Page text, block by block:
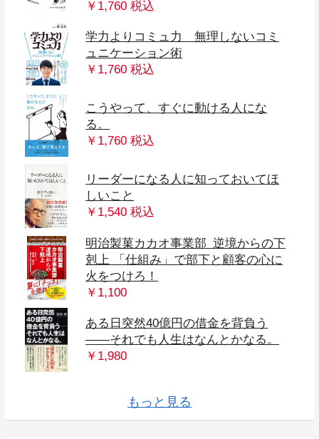
￥1,760 税込
学力よりコミュ力 無理しないコミ
ュニケーション術
￥1,760 税込
こうやって、すぐに動ける人にな
る。
￥1,760 税込
リーダーになる人に知っておいてほ
しいこと
￥1,540 税込
明治製菓カカオ事業部 逆境からの下
剋上 「仕組み」で部下と顧客の心に
火をつけろ！
￥1,100
ある日突然40億円の借金を背負う
――それでも人生はなんとかなる。
￥1,980
入門 シュンペーター 資本主義の未来
「不連続な変化の時代」を生き抜く
となりの億万長者が１７時になった
エヌビディア 半導体の覇者が作り出
アウトプット思考 １の情報から１０
年収1億円になる人は、「これ」しか
マルチ・ポテンシャライト 好きなこ
サラリーマン副業2.0 人生が好転する
「不連続な変化の時代」を生き抜く
京大院卒経済アナリストが開発！ 収
仕事ができる人は知っている こびな
なぜかすべてうまくいく [ビジュアル
9割の社会問題はビジネスで解決でき
THE21 2022年6月号[普通のサラリー
心をひらく あなたの人生を変える松
世界No.1カリスマ・コーチ アンソニ
未来実現マーケティング 人生と社会
倒産した時の話をしようか 8人の倒産
仕事が速い人は、「これ」しかやら
不条理な会社人生から自由になる方
メタ思考トレーニング 発想力が飛躍
「具体⇄抽象」トレーニング 思考力が
まんがでわかる 感情の整理ができ
ビジネス実戦マンガ ランチェスター
マンガ ビジネスモデル全史 創世記篇
もっと見る